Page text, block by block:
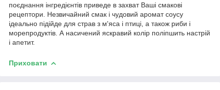
поєднання інгредієнтів приведе в захват Ваші смакові
рецептори. Незвичайний смак і чудовий аромат соусу
ідеально підійде для страв з м'яса і птиці, а також риби і
морепродуктів. А насичений яскравий колір поліпшить настрій
і апетит.
Приховати